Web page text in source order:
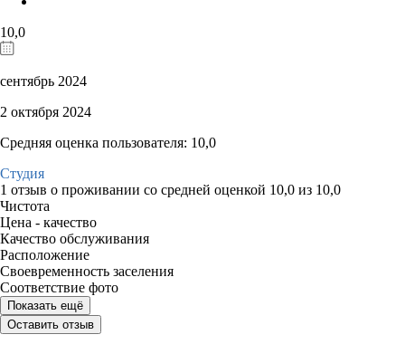
10,0
сентябрь 2024
2 октября 2024
Средняя оценка пользователя: 10,0
Студия
1 отзыв о проживании со средней оценкой 10,0 из 10,0
Чистота
Цена - качество
Качество обслуживания
Расположение
Своевременность заселения
Соответствие фото
Показать ещё
Оставить отзыв